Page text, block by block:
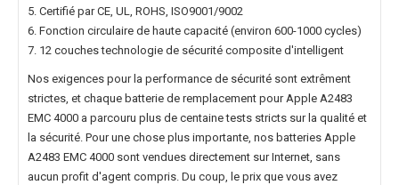
5. Certifié par CE, UL, ROHS, ISO9001/9002
6. Fonction circulaire de haute capacité (environ 600-1000 cycles)
7. 12 couches technologie de sécurité composite d'intelligent
Nos exigences pour la performance de sécurité sont extrêment
strictes, et chaque batterie de remplacement pour Apple A2483
EMC 4000 a parcouru plus de centaine tests stricts sur la qualité et
la sécurité. Pour une chose plus importante, nos batteries Apple
A2483 EMC 4000 sont vendues directement sur Internet, sans
aucun profit d'agent compris. Du coup, le prix que vous avez